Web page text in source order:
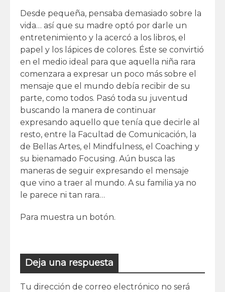
Desde pequeña, pensaba demasiado sobre la
vida… así que su madre optó por darle un
entretenimiento y la acercó a los libros, el
papel y los lápices de colores. Éste se convirtió
en el medio ideal para que aquella niña rara
comenzara a expresar un poco más sobre el
mensaje que el mundo debía recibir de su
parte, como todos. Pasó toda su juventud
buscando la manera de continuar
expresando aquello que tenía que decirle al
resto, entre la Facultad de Comunicación, la
de Bellas Artes, el Mindfulness, el Coaching y
su bienamado Focusing. Aún busca las
maneras de seguir expresando el mensaje
que vino a traer al mundo. A su familia ya no
le parece ni tan rara…
Para muestra un botón.
Deja una respuesta
Tu dirección de correo electrónico no será